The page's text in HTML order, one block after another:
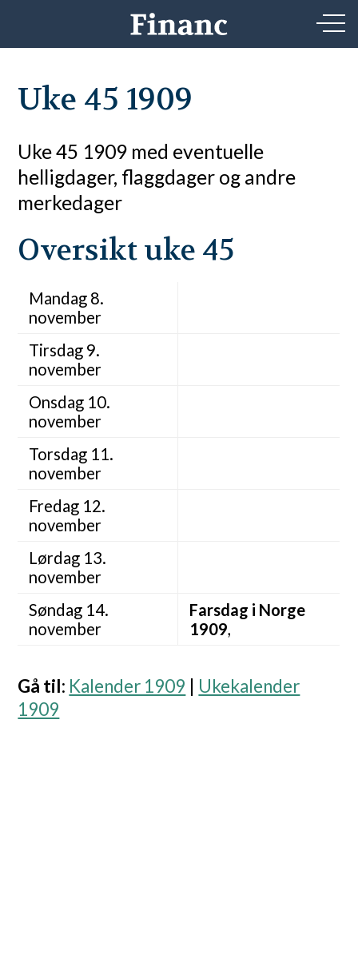
Uke 45 1909
Uke 45 1909 med eventuelle
helligdager, flaggdager og andre
merkedager
Oversikt uke 45
Mandag 8.
november
Tirsdag 9.
november
Onsdag 10.
november
Torsdag 11.
november
Fredag 12.
november
Lørdag 13.
november
Søndag 14.
november
Farsdag i Norge
1909,
Gå til: Kalender 1909
Ukekalender
1909